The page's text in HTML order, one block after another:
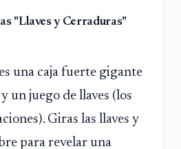
"Llaves y Cerraduras"
una caja fuerte gigante
un juego de llaves (los
Giras las llaves y
para revelar una